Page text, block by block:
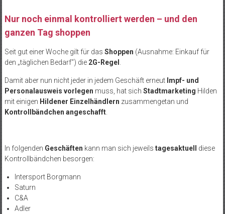
Nur noch einmal kontrolliert werden – und den
ganzen Tag shoppen
Seit gut einer Woche gilt für das Shoppen (Ausnahme: Einkauf für
den „täglichen Bedarf“) die 2G-Regel
Damit aber nun nicht jeder in jedem Geschäft erneut Impf- und
Personalausweis vorlegen muss, hat sich Stadtmarketing Hilden
mit einigen Hildener Einzelhändlern zusammengetan und
Kontrollbändchen angeschafft.
In folgenden Geschäften kann man sich jeweils tagesaktuell
diese
Kontrollbändchen besorgen:
Intersport Borgmann
Saturn
C&A
Adler